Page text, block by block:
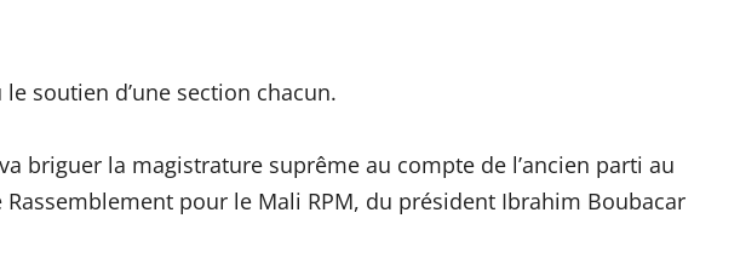
soutien d’une section chacun.
briguer la magistrature suprême au compte de l’ancien parti au
pour le Mali RPM, du président Ibrahim Boubacar